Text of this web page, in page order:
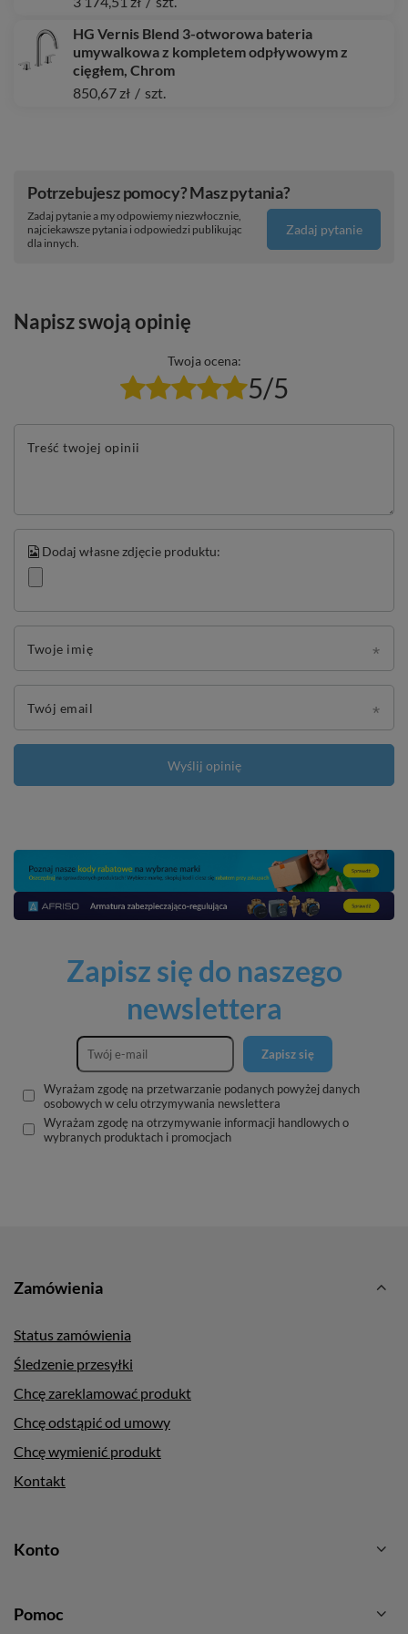
HG Vernis Blend 3-otworowa bateria
umywalkowa z kompletem odpływowym z
cięgłem, Chrom
850,67 zł / szt.
Potrzebujesz pomocy? Masz pytania?
Zadaj pytanie a my odpowiemy niezwłocznie,
najciekawsze pytania i odpowiedzi publikując
dla innych.
Zadaj pytanie
Napisz swoją opinię
Twoja ocena:
5/5
Treść twojej opinii
Dodaj własne zdjęcie produktu:
Twoje imię
Twój email
Wyślij opinię
Zapisz się do naszego
newslettera
Zapisz się
Wyrażam zgodę na przetwarzanie podanych powyżej danych
osobowych w celu otrzymywania newslettera
Wyrażam zgodę na otrzymywanie informacji handlowych o
wybranych produktach i promocjach
Zamówienia
Status zamówienia
Śledzenie przesyłki
Chcę zareklamować produkt
Chcę odstąpić od umowy
Chcę wymienić produkt
Kontakt
Konto
Pomoc